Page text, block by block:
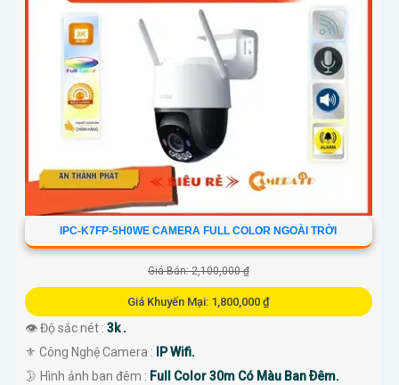
IPC-K7FP-5H0WE CAMERA FULL COLOR NGOÀI TRỜI
Giá Bán: 2,100,000 ₫
Giá Khuyến Mại: 1,800,000 ₫
👁 Độ sắc nét : 3k .
⚜️ Công Nghệ Camera :
IP Wifi.
🌛 Hình ảnh ban đêm : Full Color 30m Có Màu Ban Ðêm.